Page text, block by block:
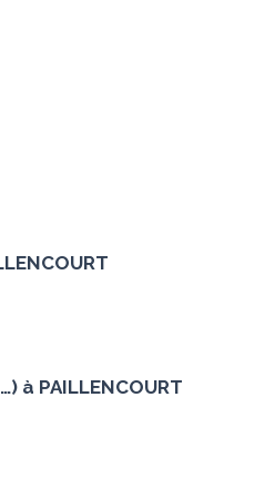
PAILLENCOURT